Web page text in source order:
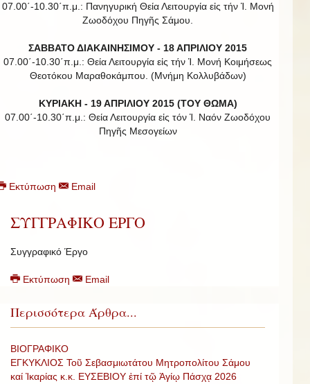
07.00΄-10.30΄π.μ.: Πανηγυρική Θεία Λειτουργία εἰς τήν Ἱ. Μονή
Ζωοδόχου Πηγῆς Σάμου.
ΣΑΒΒΑΤΟ ΔΙΑΚΑΙΝΗΣΙΜΟΥ - 18 ΑΠΡΙΛΙΟΥ 2015
07.00΄-10.30΄π.μ.: Θεία Λειτουργία εἰς τήν Ἱ. Μονή Κοιμήσεως
Θεοτόκου Μαραθοκάμπου. (Μνήμη Κολλυβάδων)
ΚΥΡΙΑΚΗ - 19 ΑΠΡΙΛΙΟΥ 2015 (ΤΟΥ ΘΩΜΑ)
07.00΄-10.30΄π.μ.: Θεία Λειτουργία εἰς τόν Ἱ. Ναόν Ζωοδόχου
Πηγῆς Μεσογείων
Εκτύπωση Email
ΣΥΓΓΡΑΦΙΚΟ ΕΡΓΟ
Συγγραφικό Έργο
Εκτύπωση Email
Περισσότερα Άρθρα...
ΒΙΟΓΡΑΦΙΚΟ
ΕΓΚΥΚΛΙΟΣ Τοῦ Σεβασμιωτάτου Μητροπολίτου Σάμου
καί Ἰκαρίας κ.κ. ΕΥΣΕΒΙΟΥ ἐπί τῷ Ἁγίῳ Πάσχᾳ 2026